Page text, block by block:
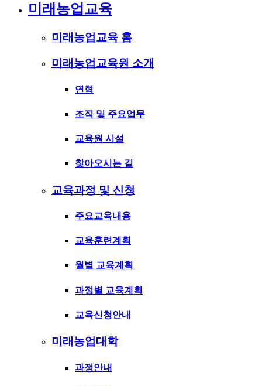
미래농업교육
미래농업교육 홈
미래농업교육원 소개
연혁
조직 및 주요업무
교육원 시설
찾아오시는 길
교육과정 및 신청
주요교육내용
교육훈련계획
월별 교육계획
과정별 교육계획
교육신청안내
미래농업대학
과정안내